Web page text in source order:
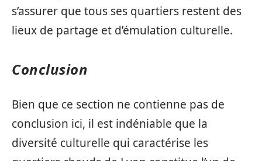
s’assurer que tous ses quartiers restent des
lieux de partage et d’émulation culturelle.
Conclusion
Bien que ce section ne contienne pas de
conclusion ici, il est indéniable que la
diversité culturelle qui caractérise les